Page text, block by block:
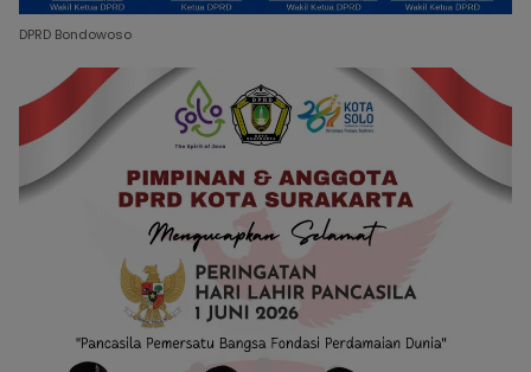
DPRD Bondowoso